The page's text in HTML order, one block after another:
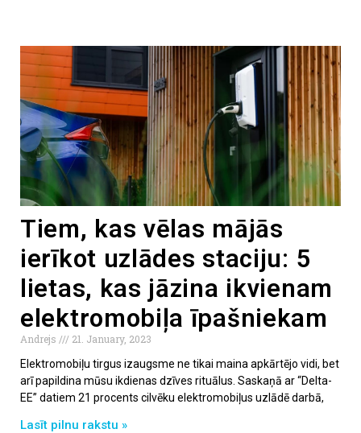
Tiem, kas vēlas mājās
ierīkot uzlādes staciju: 5
lietas, kas jāzina ikvienam
elektromobiļa īpašniekam
Andrejs
21. January, 2023
Elektromobiļu tirgus izaugsme ne tikai maina apkārtējo vidi, bet
arī papildina mūsu ikdienas dzīves rituālus. Saskaņā ar “Delta-
EE” datiem 21 procents cilvēku elektromobiļus uzlādē darbā,
Lasīt pilnu rakstu »